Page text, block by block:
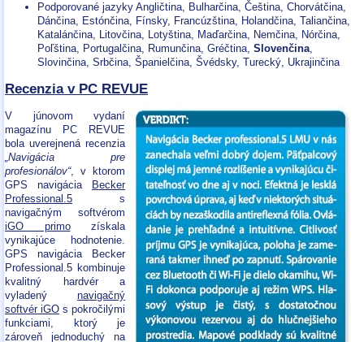
Podporované jazyky Angličtina, Bulharčina, Čeština, Chorvátčina,
Dánčina, Estónčina, Fínsky, Francúzština, Holandčina, Taliančina,
Katalánčina, Litovčina, Lotyština, Maďarčina, Nemčina, Nórčina,
Poľština, Portugalčina, Rumunčina, Gréčtina, Slovenčina,
Slovinčina, Srbčina, Španielčina, Švédsky, Turecký, Ukrajinčina
Recenzia v PC REVUE
V júnovom vydaní
magazínu PC REVUE
bola uverejnená recenzia
„Navigácia pre
profesionálov“, v ktorom
GPS navigácia
Becker
Professional.5 s
navigačným softvérom
iGO primozískala
vynikajúce hodnotenie.
GPS navigácia Becker
Professional.5 kombinuje
kvalitný hardvér a
vyladený navigačný
softvér iGO s pokročilými
funkciami, ktorý je
zároveň jednoduchý na